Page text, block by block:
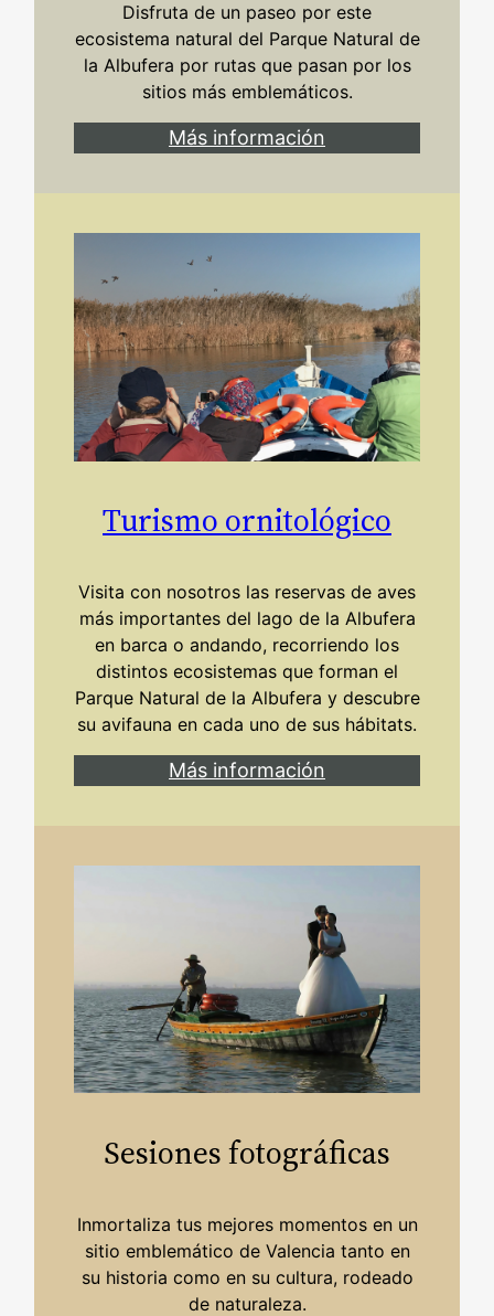
Disfruta de un paseo por este
ecosistema natural del Parque Natural de
la Albufera por rutas que pasan por los
sitios más emblemáticos.
Más información
Turismo ornitológico
Visita con nosotros las reservas de aves
más importantes del lago de la Albufera
en barca o andando, recorriendo los
distintos ecosistemas que forman el
Parque Natural de la Albufera y descubre
su avifauna en cada uno de sus hábitats.
Más información
Sesiones fotográficas
Inmortaliza tus mejores momentos en un
sitio emblemático de Valencia tanto en
su historia como en su cultura, rodeado
de naturaleza.